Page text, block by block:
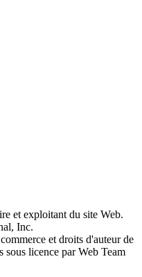
et exploitant du site Web.
Inc.
et droits d'auteur de
licence par Web Team